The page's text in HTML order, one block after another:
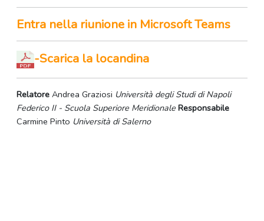
Entra nella riunione in Microsoft Teams
-Scarica la locandina
Relatore Andrea Graziosi Università degli Studi di Napoli
Federico II - Scuola Superiore Meridionale Responsabile
Carmine Pinto Università di Salerno